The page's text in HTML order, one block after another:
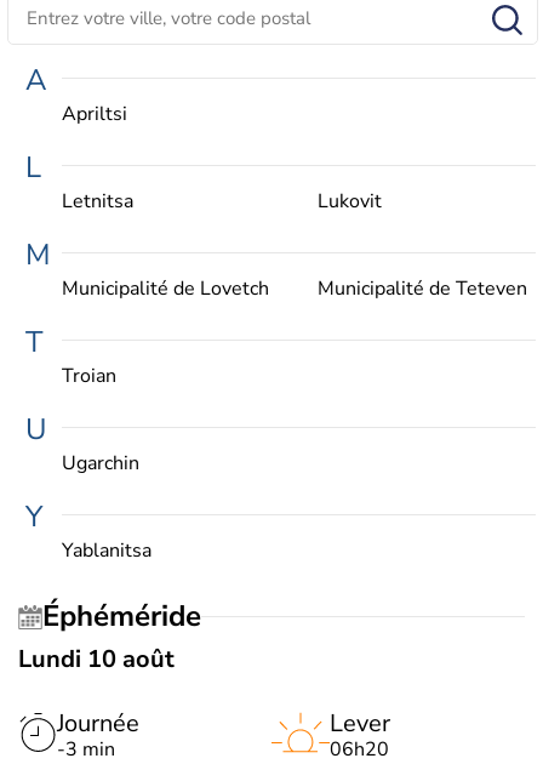
A
Apriltsi
L
Letnitsa Lukovit
M
Municipalité de Lovetch Municipalité de Teteven
T
Troian
U
Ugarchin
Y
Yablanitsa
Éphéméride
Lundi 10 août
Journée
-3 min
Lever
06h20